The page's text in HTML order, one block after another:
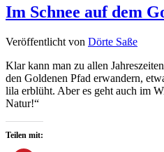
Im Schnee auf dem
Veröffentlicht von Dörte Saße
Klar kann man zu allen
den Goldenen Pfad erwandern,
lila erblüht. Aber es geht auch im
Natur!“
Teilen mit: